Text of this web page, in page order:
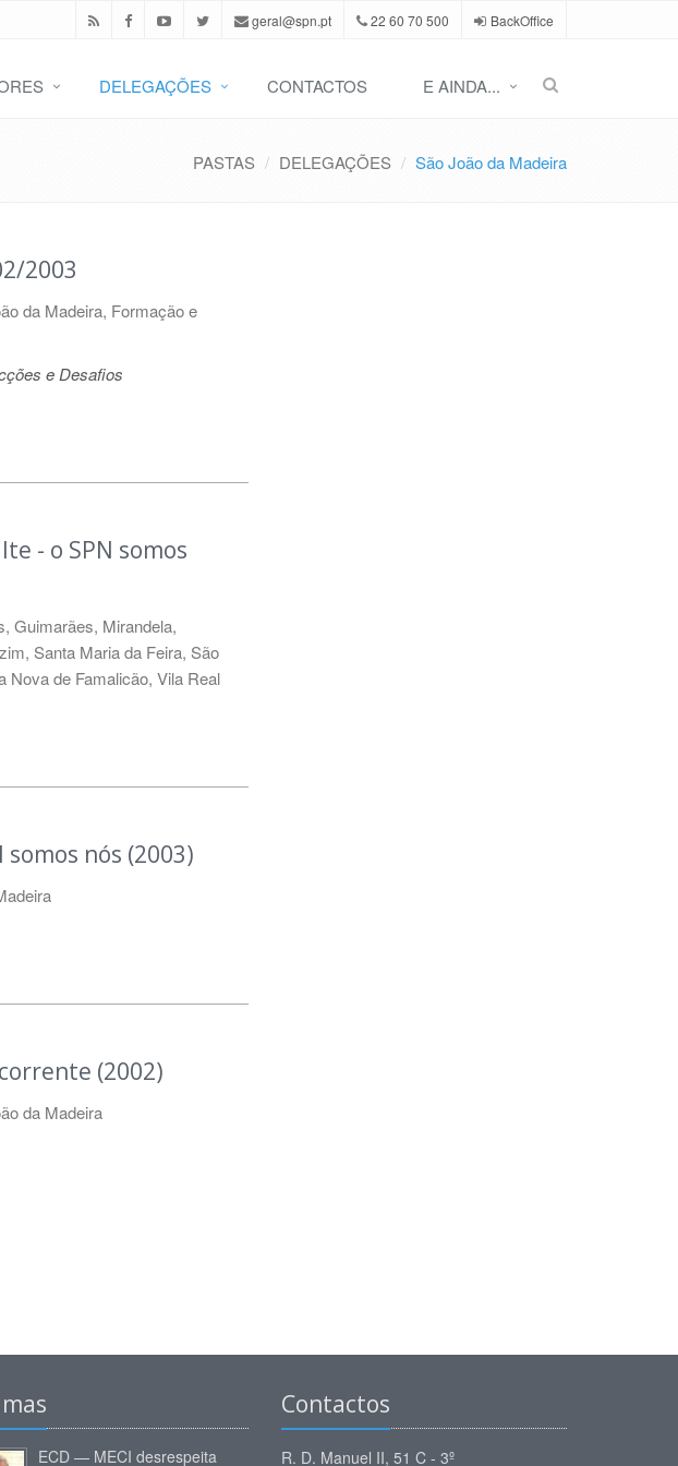
geral@spn.pt 22 60 70 500 BackOffice
DELEGAÇÕES CONTACTOS E AINDA...
PASTAS DELEGAÇÕES São João da Madeira
2003
da Madeira, Formação e
e Desafios
- o SPN somos
, Guimarães, Mirandela,
, Santa Maria da Feira, São
Nova de Famalicão, Vila Real
somos nós (2003)
(2002)
da Madeira
ECD — MECI desrespeita
Contactos
R. D. Manuel II, 51 C - 3º